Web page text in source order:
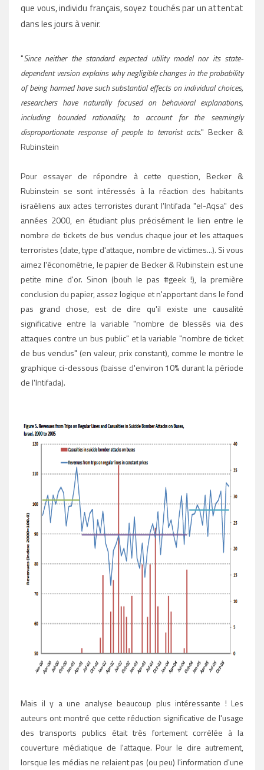
que vous, individu français, soyez touchés par un attentat
dans les jours à venir.
"Since neither the standard expected utility model nor its state-
dependent versionexplains why negligible changes in the probability
of being harmed have such substantial effects on individual choices,
researchers have naturally focused on behavioral explanations,
including bounded rationality, to account for the seemingly
disproportionate response of people to terrorist acts." Becker &
Rubinstein
Pour essayer de répondre à cette question, Becker &
Rubinstein se sont intéressés à la réaction des habitants
israéliens aux actes terroristes durant l'Intifada "el-Aqsa" des
années 2000, en étudiant plus précisément le lien entre le
nombre de tickets de bus vendus chaque jour et les attaques
terroristes (date, type d'attaque, nombre de victimes...). Si vous
aimez l'économétrie, le papier de Becker & Rubinstein est une
petite mine d'or. Sinon (bouh le pas #geek !), la première
conclusion du papier, assez logique et n'apportant dans le fond
pas grand chose, est de dire qu'il existe une causalité
significative entre la variable "nombre de blessés via des
attaques contre un bus public" et la variable "nombre de ticket
de bus vendus" (en valeur, prix constant), comme le montre le
graphique ci-dessous (baisse d'environ 10% durant la période
de l'Intifada).
Mais il y a une analyse beaucoup plus intéressante ! Les
auteurs ont montré que cette réduction significative de l'usage
des transports publics était très fortement corrélée à la
couverture médiatique de l'attaque. Pour le dire autrement,
lorsque les médias ne relaient pas (ou peu) l'information d'une